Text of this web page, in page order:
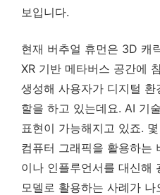
보입니다.
현재 버추얼 휴먼은 3D 캐
XR 기반 메타버스 공간에
생성해 사용자가 디지털
할을 하고 있는데요. AI 기
표현이 가능해지고 있죠.
컴퓨터 그래픽을 활용하는
이나 인플루언서를 대신해
모델로 활용하는 사례가 나